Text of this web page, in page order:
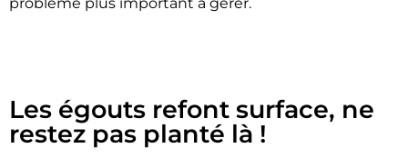
problème plus important à gérer.
Les égouts refont surface, ne
restez pas planté là !